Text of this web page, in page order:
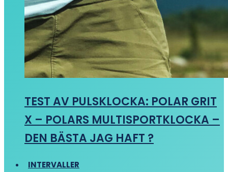
TEST AV PULSKLOCKA: POLAR GRIT
X – POLARS MULTISPORTKLOCKA –
DEN BÄSTA JAG HAFT ?
INTERVALLER